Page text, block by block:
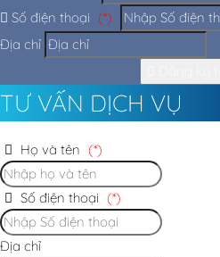
Số điện thoại (*)
Địa chỉ
TƯ VẤN DỊCH VỤ
Họ và tên (*)
Số điện thoại (*)
Địa chỉ